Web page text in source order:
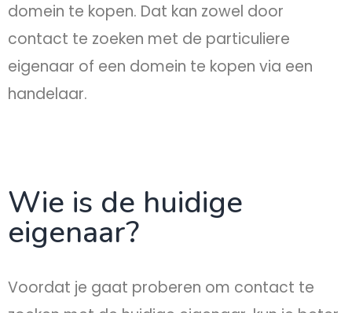
domein te kopen. Dat kan zowel door
contact te zoeken met de particuliere
eigenaar of een domein te kopen via een
handelaar.
Wie is de huidige
eigenaar?
Voordat je gaat proberen om contact te